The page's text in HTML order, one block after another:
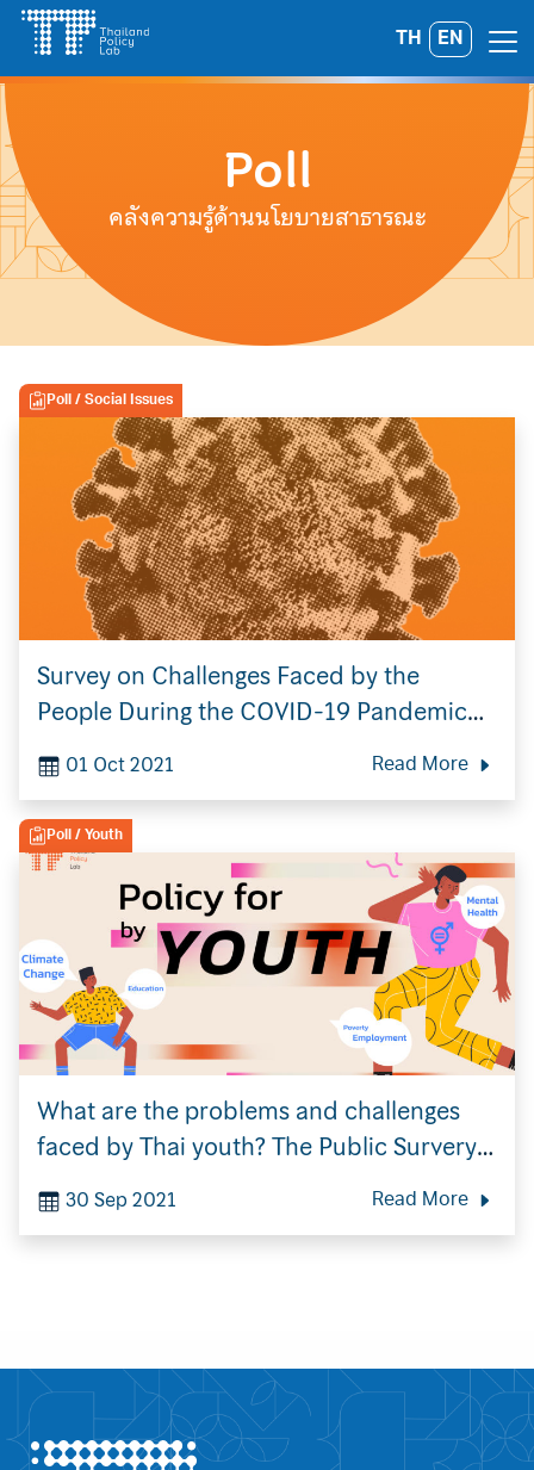
Skip
content
TH EN
A A A
Search
for:
Poll
คลังความรู้ด้านนโยบายสาธารณะ
Poll / Social Issues
Survey on Challenges Faced by the
People During the COVID-19 Pandemic
and in a Post-Pandemic Future
01 Oct 2021 Read More
Poll / Youth
What are the problems and challenges
faced by Thai youth? The Public Survery
for Policy for youth by Youth
30 Sep 2021 Read More